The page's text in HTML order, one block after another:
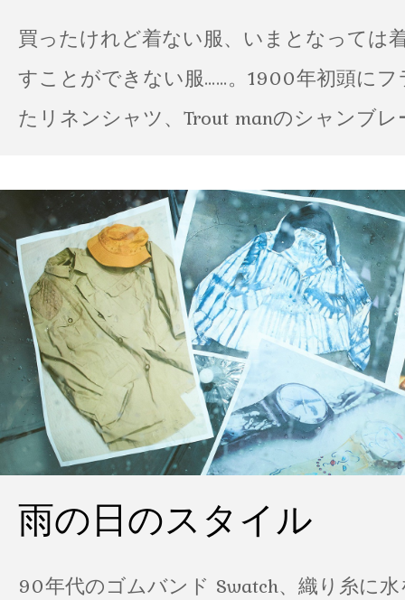
買ったけれど着ない服、いまとなっては
すことができない服……。1900年初頭に
たリネンシャツ、Trout manのシャンブ
雨の日のスタイル
90年代のゴムバンド Swatch、織り糸に